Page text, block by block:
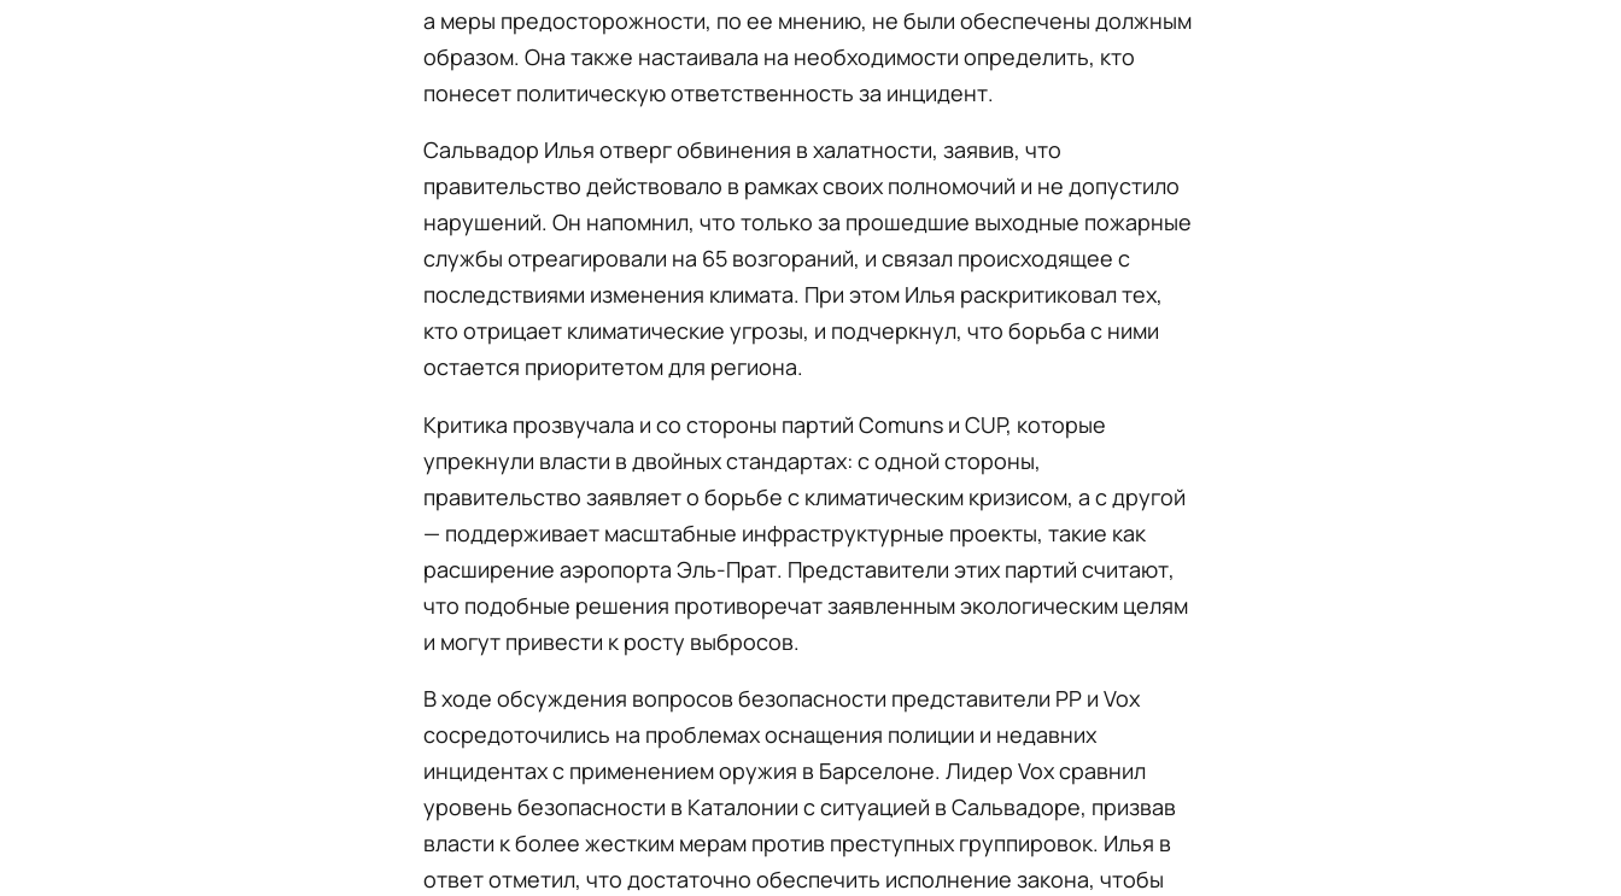
а меры предосторожности, по ее мнению, не были обеспечены должным
образом. Она также настаивала на необходимости определить, кто
понесет политическую ответственность за инцидент.
Сальвадор Илья отверг обвинения в халатности, заявив, что
правительство действовало в рамках своих полномочий и не допустило
нарушений. Он напомнил, что только за прошедшие выходные пожарные
службы отреагировали на 65 возгораний, и связал происходящее с
последствиями изменения климата. При этом Илья раскритиковал тех,
кто отрицает климатические угрозы, и подчеркнул, что борьба с ними
остается приоритетом для региона.
Критика прозвучала и со стороны партий Comuns и CUP, которые
упрекнули власти в двойных стандартах: с одной стороны,
правительство заявляет о борьбе с климатическим кризисом, а с другой
— поддерживает масштабные инфраструктурные проекты, такие как
расширение аэропорта Эль-Прат. Представители этих партий считают,
что подобные решения противоречат заявленным экологическим целям
и могут привести к росту выбросов.
В ходе обсуждения вопросов безопасности представители PP и Vox
сосредоточились на проблемах оснащения полиции и недавних
инцидентах с применением оружия в Барселоне. Лидер Vox сравнил
уровень безопасности в Каталонии с ситуацией в Сальвадоре, призвав
власти к более жестким мерам против преступных группировок. Илья в
ответ отметил, что достаточно обеспечить исполнение закона, чтобы